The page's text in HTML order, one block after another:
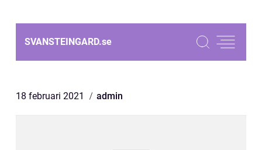
SVANSTEINGARD.se
18 februari 2021 admin